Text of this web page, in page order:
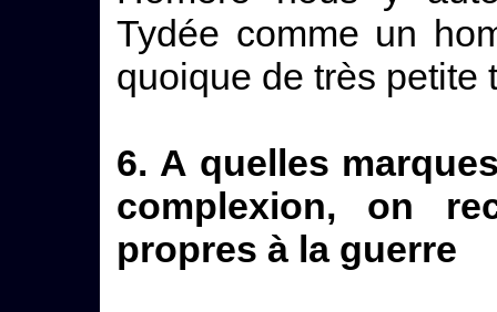
Tydée comme un
quoique de très petite
6. A quelles
complexion, on
propres à la guerre